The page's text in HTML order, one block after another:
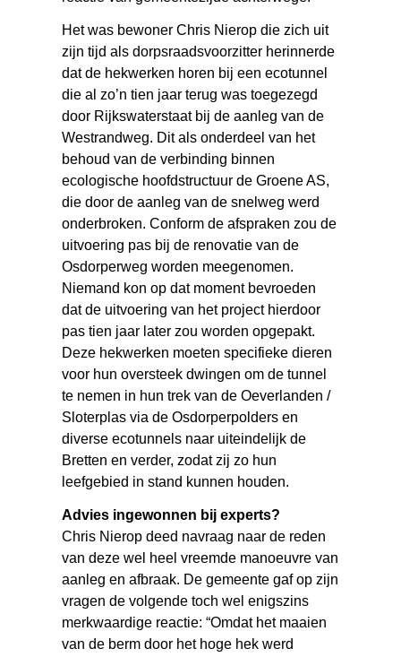
Het was bewoner Chris Nierop die zich uit
zijn tijd als dorpsraadsvoorzitter herinnerde
dat de hekwerken horen bij een ecotunnel
die al zo’n tien jaar terug was toegezegd
door Rijkswaterstaat bij de aanleg van de
Westrandweg. Dit als onderdeel van het
behoud van de verbinding binnen
ecologische hoofdstructuur de Groene AS,
die door de aanleg van de snelweg werd
onderbroken. Conform de afspraken zou de
uitvoering pas bij de renovatie van de
Osdorperweg worden meegenomen.
Niemand kon op dat moment bevroeden
dat de uitvoering van het project hierdoor
pas tien jaar later zou worden opgepakt.
Deze hekwerken moeten specifieke dieren
voor hun oversteek dwingen om de tunnel
te nemen in hun trek van de Oeverlanden /
Sloterplas via de Osdorperpolders en
diverse ecotunnels naar uiteindelijk de
Bretten en verder, zodat zij zo hun
leefgebied in stand kunnen houden.
Advies ingewonnen bij experts?
Chris Nierop deed navraag naar de reden
van deze wel heel vreemde manoeuvre van
aanleg en afbraak. De gemeente gaf op zijn
vragen de volgende toch wel enigszins
merkwaardige reactie: “Omdat het maaien
van de berm door het hoge hek werd